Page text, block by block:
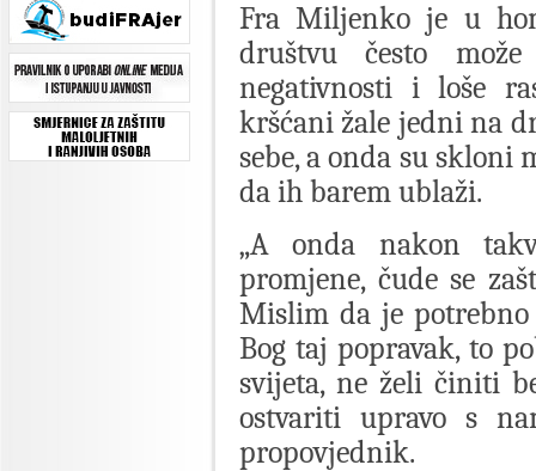
Fra Miljenko je u
društvu često
negativnosti i loše
kršćani žale jedni na
sebe, a onda su skloni
da ih barem ublaži.
„A onda nakon
promjene, čude se
Mislim da je
Bog taj popravak, to
svijeta, ne želi činiti
ostvariti upravo s
propovjednik.